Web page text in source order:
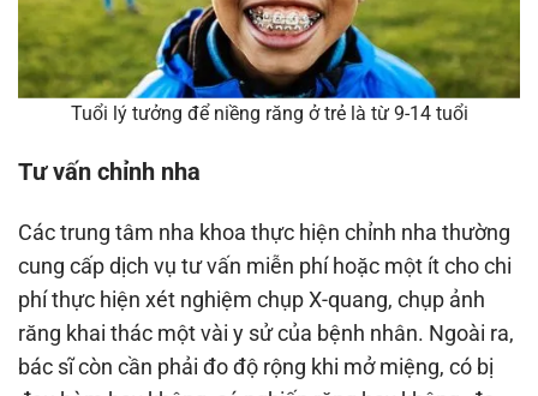
Tuổi lý tưởng để niềng răng ở trẻ là từ 9-14 tuổi
Tư vấn chỉnh nha
Các trung tâm nha khoa thực hiện chỉnh nha thường
cung cấp dịch vụ tư vấn miễn phí hoặc một ít cho chi
phí thực hiện xét nghiệm chụp X-quang, chụp ảnh
răng khai thác một vài y sử của bệnh nhân. Ngoài ra,
bác sĩ còn cần phải đo độ rộng khi mở miệng, có bị